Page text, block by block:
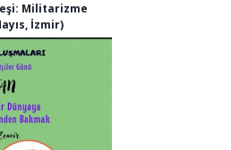
Militarizme
İzmir)